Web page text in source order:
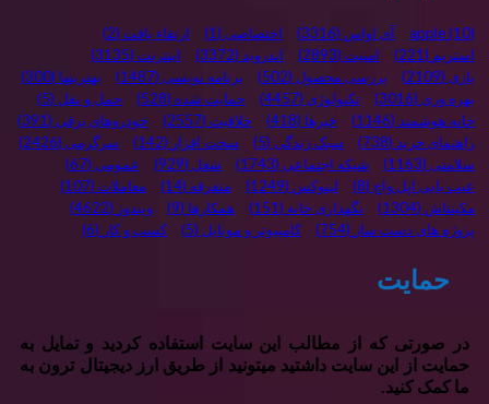
apple(10) آی اواس (3316) اختصاصی (1) ارتقاء یافت (2)
استریم (221) امنیت (2893) اندروید (3372) اینترنت (3135)
بازی (2109) بررسی محصول (502) برنامه نویسی (1487) بهترینها (300)
بهره وری (3016) تکنولوژی (4457) حمایت شده (528) حمل و نقل (5)
خانه هوشمند (1146) خبرها (418) خلاقیت (2557) خودروهای برقی (391)
راهنمای خرید (738) سبک زندگی (5) سخت افزار (142) سرگرمی (2426)
سلامتی (1163) شبکه اجتماعی (1743) شغل (929) عمومی (67)
عیب یابی اپل واچ (8) لینوکس (1249) متفرقه (14) معاملات (107)
مکینتاش (1304) نگهداری خانه (151) همکارها (9) ویندوز (4622)
پروژه های دست ساز (754) کامپیوتر و موبایل (5) کسب و کار (6)
حمایت
در صورتی که از مطالب این سایت استفاده کردید و تمایل به
حمایت از این سایت داشتید میتونید از طریق ارز دیجیتال ترون به
ما کمک کنید.